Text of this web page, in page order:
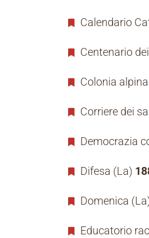
Calendario
Centenario
Colonia
Corriere dei
Democrazia
Difesa (La)
Domenica
Educatorio